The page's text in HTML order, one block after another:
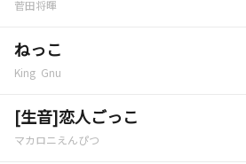
菅田将暉
ねっこ
King Gnu
[生音]恋人ごっこ
マカロニえんぴつ